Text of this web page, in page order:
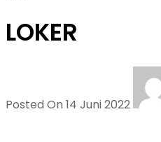
LOKER
Posted On 14 Juni 2022